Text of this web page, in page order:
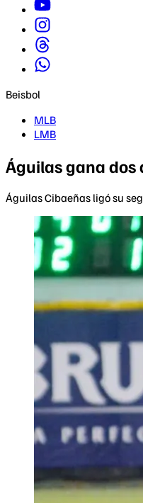
Beisbol
MLB
LMB
Águilas gana dos
Águilas Cibaeñas ligó su